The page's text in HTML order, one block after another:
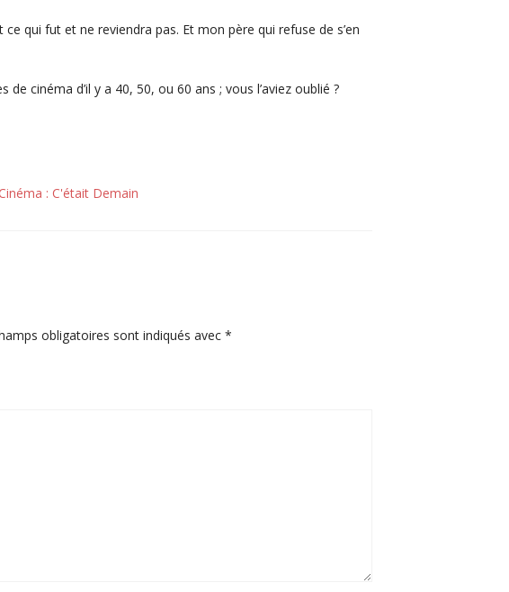
qui fut et ne reviendra pas. Et mon père qui refuse de s’en
cinéma d’il y a 40, 50, ou 60 ans ; vous l’aviez oublié ?
: C'était Demain
obligatoires sont indiqués avec *